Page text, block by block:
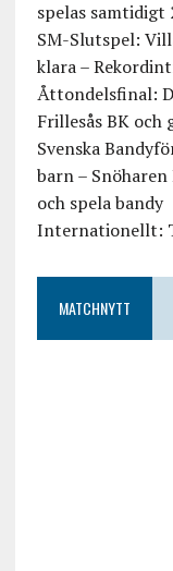
spelas samtidigt
SM-Slutspel:
klara –
Åttondelsfinal:
Frillesås BK och
Svenska
barn –
och spela bandy
Internationellt:
MATCHNYTT